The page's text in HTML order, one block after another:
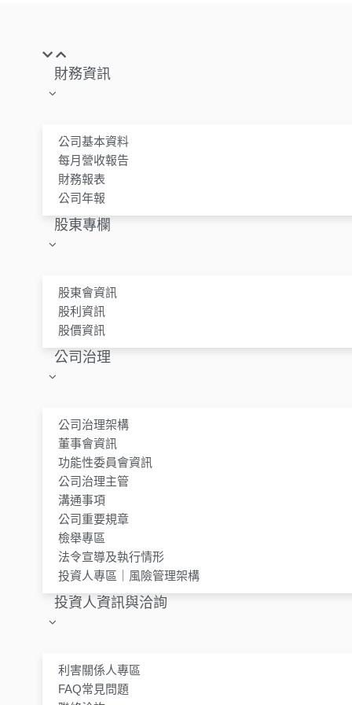
財務資訊
公司基本資料
每月營收報告
財務報表
公司年報
股東專欄
股東會資訊
股利資訊
股價資訊
公司治理
公司治理架構
董事會資訊
功能性委員會資訊
公司治理主管
溝通事項
公司重要規章
檢舉專區
法令宣導及執行情形
投資人專區｜風險管理架構
投資人資訊與洽詢
利害關係人專區
FAQ常見問題